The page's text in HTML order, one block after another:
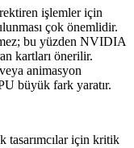
işlemler için
çok önemlidir.
bu yüzden NVIDIA
kartları önerilir.
animasyon
büyük fark yaratır.
tasarımcılar için kritik